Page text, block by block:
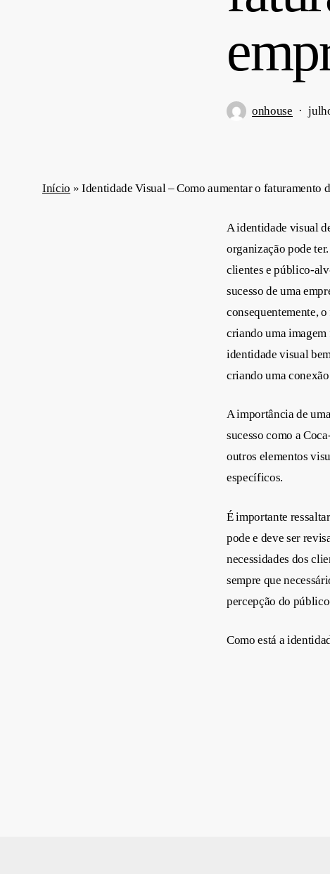
onhouse
Início » Identidade Visual – Como aumentar o faturamento
A identidade visual
organização pode
clientes e público-
sucesso de uma
consequentemente,
criando uma
identidade visual
criando uma
A importância de
sucesso como a
outros elementos
específicos.
É importante
pode e deve ser
necessidades dos
sempre que
percepção do
Como está a